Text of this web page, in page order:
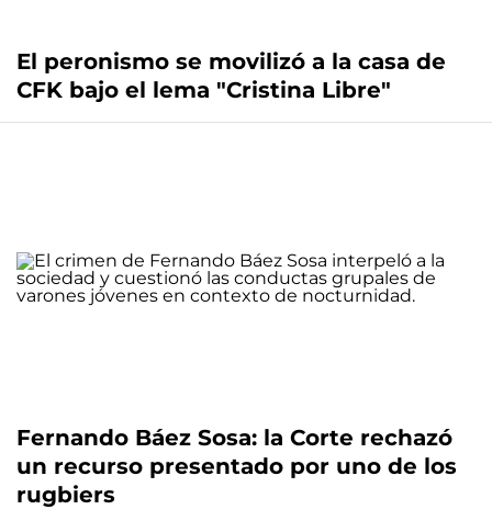
El peronismo se movilizó a la casa de
CFK bajo el lema "Cristina Libre"
Fernando Báez Sosa: la Corte rechazó
un recurso presentado por uno de los
rugbiers